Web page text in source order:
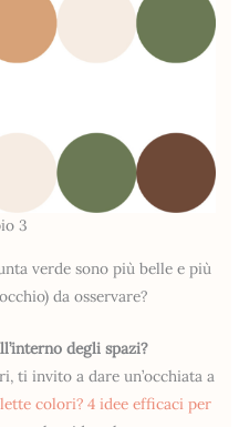
3
verde sono più belle e più
da osservare?
degli spazi?
ti invito a dare un’occhiata a
colori? 4 idee efficaci per